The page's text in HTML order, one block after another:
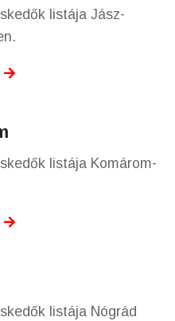
listája Jász-
listája Komárom-
listája Nógrád